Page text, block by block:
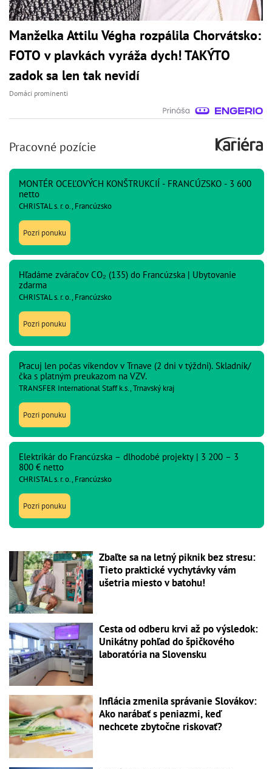
Manželka Attilu Végha rozpálila Chorvátsko:
FOTO v plavkách vyráža dych! TAKÝTO
zadok sa len tak nevidí
Domáci prominenti
Pracovné pozície
MONTÉR OCEĽOVÝCH KONŠTRUKCIÍ - FRANCÚZSKO - 3 600
netto
CHRISTAL s. r. o., Francúzsko
Pozri ponuku
Hľadáme zváračov CO₂ (135) do Francúzska | Ubytovanie
zdarma
CHRISTAL s. r. o., Francúzsko
Pozri ponuku
Pracuj len počas víkendov v Trnave (2 dni v týždni). Skladník/
čka s platným preukazom na VZV.
TRANSFER International Staff k.s., Trnavský kraj
Pozri ponuku
Elektrikár do Francúzska – dlhodobé projekty | 3 200 – 3
800 € netto
CHRISTAL s. r. o., Francúzsko
Pozri ponuku
Zbaľte sa na letný piknik bez stresu:
Tieto praktické vychytávky vám
ušetria miesto v batohu!
Cesta od odberu krvi až po výsledok:
Unikátny pohľad do špičkového
laboratória na Slovensku
Inflácia zmenila správanie Slovákov:
Ako narábať s peniazmi, keď
nechcete zbytočne riskovať?